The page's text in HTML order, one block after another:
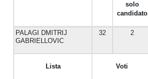
solo
candidato
PALAGI DMITRIJ
GABRIELLOVIC
32 2
Lista Voti